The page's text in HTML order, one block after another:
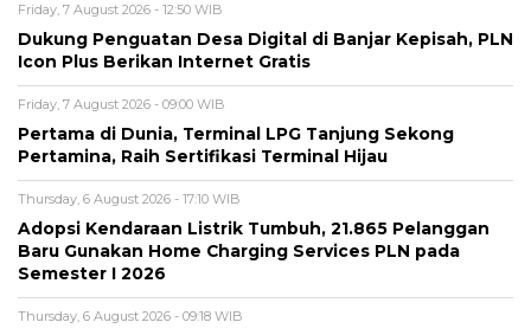
Friday, 7 August 2026 - 12:50 WIB
Dukung Penguatan Desa Digital di Banjar Kepisah, PLN
Icon Plus Berikan Internet Gratis
Friday, 7 August 2026 - 09:00 WIB
Pertama di Dunia, Terminal LPG Tanjung Sekong
Pertamina, Raih Sertifikasi Terminal Hijau
Thursday, 6 August 2026 - 17:10 WIB
Adopsi Kendaraan Listrik Tumbuh, 21.865 Pelanggan
Baru Gunakan Home Charging Services PLN pada
Semester I 2026
Thursday, 6 August 2026 - 09:18 WIB